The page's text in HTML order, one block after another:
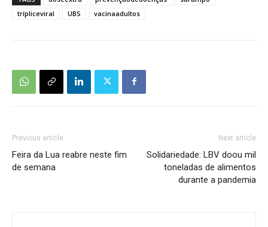
trípliceviral
UBS vacinaadultos
Previous article
Feira da Lua reabre neste fim
de semana
Next article
Solidariedade: LBV doou mil
toneladas de alimentos
durante a pandemia